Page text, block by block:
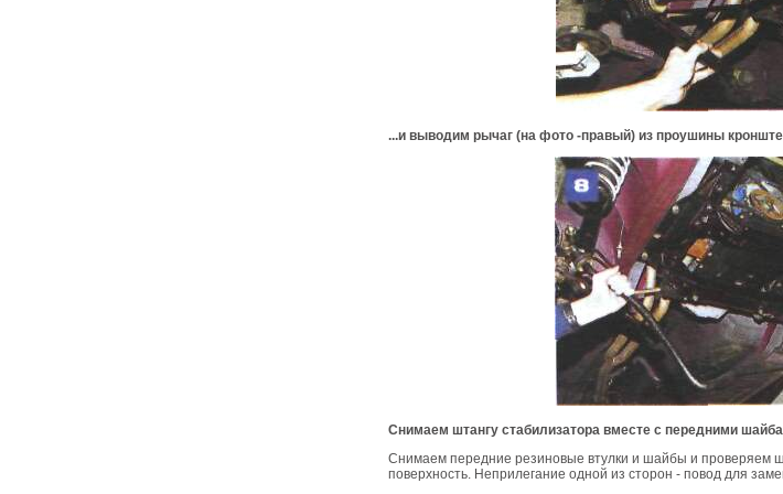
...и выводим рычаг (на фото -правый) из проушины
Снимаем штангу стабилизатора вместе с передними
Снимаем передние резиновые втулки и шайбы и проверяем
поверхность. Неприлегание одной из сторон - повод для